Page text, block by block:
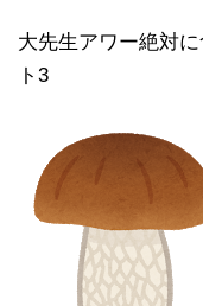
大先生アワー絶対
ト3